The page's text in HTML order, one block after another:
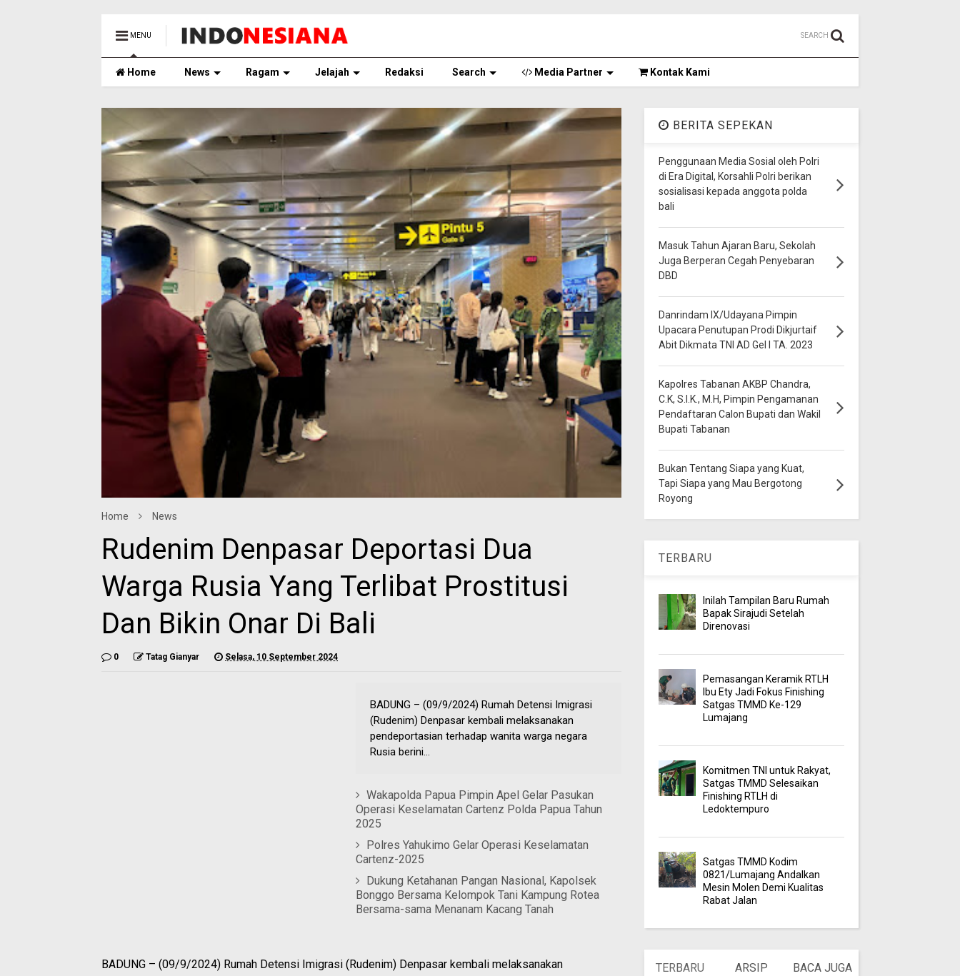
MENU SEARCH
Home News Ragam Jelajah Redaksi Search Media Partner Kontak Kami
Home News
Rudenim Denpasar Deportasi Dua
Warga Rusia Yang Terlibat Prostitusi
Dan Bikin Onar Di Bali
0 Tatag Gianyar Selasa, 10 September 2024
BADUNG – (09/9/2024) Rumah Detensi Imigrasi
(Rudenim) Denpasar kembali melaksanakan
pendeportasian terhadap wanita warga negara
Rusia berini...
Wakapolda Papua Pimpin Apel Gelar Pasukan
Operasi Keselamatan Cartenz Polda Papua Tahun
2025
Polres Yahukimo Gelar Operasi Keselamatan
Cartenz-2025
Dukung Ketahanan Pangan Nasional, Kapolsek
Bonggo Bersama Kelompok Tani Kampung Rotea
Bersama-sama Menanam Kacang Tanah
BADUNG – (09/9/2024) Rumah Detensi Imigrasi (Rudenim) Denpasar kembali melaksanakan
BERITA SEPEKAN
Penggunaan Media Sosial oleh Polri
di Era Digital, Korsahli Polri berikan
sosialisasi kepada anggota polda
bali
Masuk Tahun Ajaran Baru, Sekolah
Juga Berperan Cegah Penyebaran
DBD
Danrindam IX/Udayana Pimpin
Upacara Penutupan Prodi Dikjurtaif
Abit Dikmata TNI AD Gel I TA. 2023
Kapolres Tabanan AKBP Chandra,
C.K, S.I.K., M.H, Pimpin Pengamanan
Pendaftaran Calon Bupati dan Wakil
Bupati Tabanan
Bukan Tentang Siapa yang Kuat,
Tapi Siapa yang Mau Bergotong
Royong
TERBARU
Inilah Tampilan Baru Rumah
Bapak Sirajudi Setelah
Direnovasi
Pemasangan Keramik RTLH
Ibu Ety Jadi Fokus Finishing
Satgas TMMD Ke-129
Lumajang
Komitmen TNI untuk Rakyat,
Satgas TMMD Selesaikan
Finishing RTLH di
Ledoktempuro
Satgas TMMD Kodim
0821/Lumajang Andalkan
Mesin Molen Demi Kualitas
Rabat Jalan
TERBARU ARSIP BACA JUGA